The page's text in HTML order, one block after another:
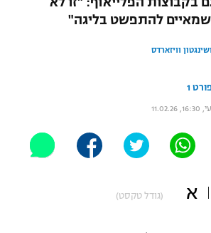
– פודקאסט
בפרסים
להתפשט בליגה"
וויזארדס
1
א (גודל טקסט)